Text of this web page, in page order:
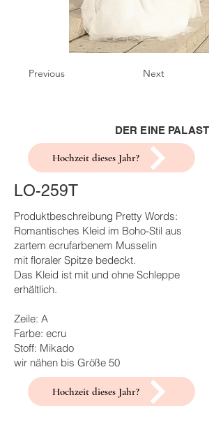
Previous Next
DER EINE PALAST
Hochzeit dieses Jahr?
LO-259T
Produktbeschreibung Pretty Words:
Romantisches Kleid im Boho-Stil aus
zartem ecrufarbenem Musselin
mit floraler Spitze bedeckt.
Das Kleid ist mit und ohne Schleppe
erhältlich.
Zeile: A
Farbe: ecru
Stoff: Mikado
wir nähen bis Größe 50
Hochzeit dieses Jahr?